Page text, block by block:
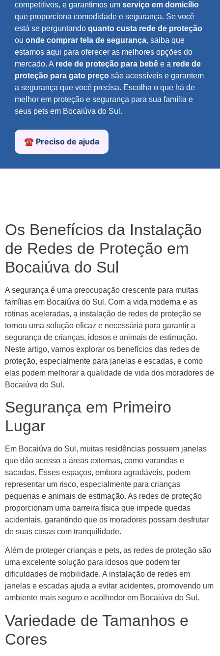
competitivos, e garantimos um serviço em domicílio
que proporciona comodidade e segurança. Se você
está se perguntando quanto custa rede de proteção
ou onde comprar tela de segurança, saiba que
estamos aqui para oferecer as melhores opções do
mercado. A rede de proteção para bebê e a rede de
proteção para gato preço são acessíveis e garantem
a segurança que você precisa. Escolha o que há de
melhor em proteção e segurança para sua família e
seus pets em Bocaiúva do Sul.
☎️ Preciso de ajuda
Os Benefícios da Instalação
de Redes de Proteção em
Bocaiúva do Sul
A segurança é uma preocupação crescente para muitas
famílias em Bocaiúva do Sul. Com a vida moderna e as
rotinas aceleradas, a instalação de redes de proteção se
tornou uma solução eficaz e necessária para garantir a
segurança de crianças, idosos e animais de estimação.
Neste artigo, vamos explorar os benefícios das redes de
proteção, especialmente para janelas e escadas, e como
elas podem melhorar a qualidade de vida dos moradores de
Bocaiúva do Sul.
Segurança em Primeiro
Lugar
Em Bocaiúva do Sul, muitas residências possuem janelas
que dão acesso a áreas externas, como varandas e
sacadas. Esses espaços, embora agradáveis, podem
representar um risco, especialmente para crianças
pequenas e animais de estimação. As redes de proteção
proporcionam uma barreira física que impede quedas
acidentais, garantindo que os moradores possam desfrutar
de suas casas com tranquilidade.
Além de proteger crianças e pets, as redes de proteção são
uma excelente solução para idosos que podem ter
dificuldades de mobilidade. A instalação de redes em
janelas e escadas ajuda a evitar acidentes, promovendo um
ambiente mais seguro e acolhedor em Bocaiúva do Sul.
Variedade de Tamanhos e
Cores